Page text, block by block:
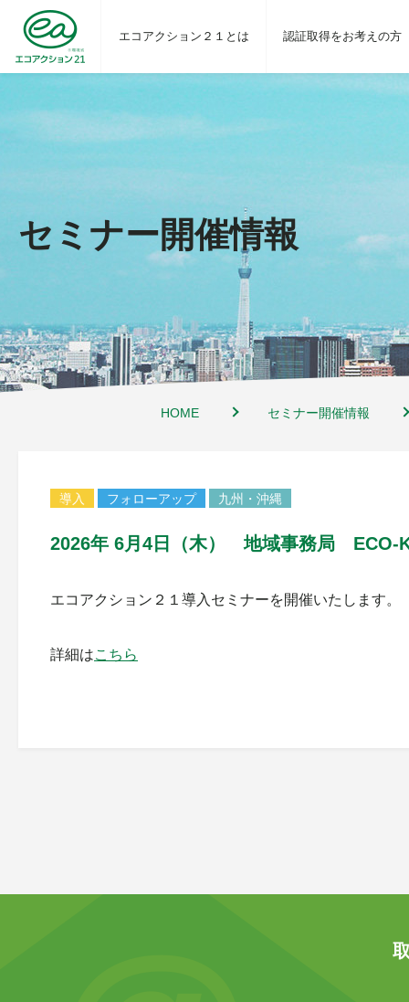
エコアクション２１とは 認証取得をお考えの方
セミナー開催情報
HOME セミナー開催情報
導入 フォローアップ 九州・沖縄
2026年 6月4日（木） 地域事務局 ECO-
エコアクション２１導入セミナーを開催いたします。
詳細はこちら